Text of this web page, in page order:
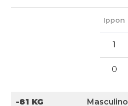
Ippon
1
0
-81 KG Masculino